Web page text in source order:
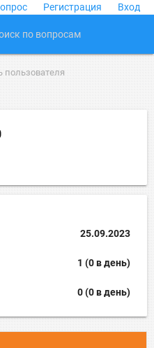
Регистрация Вход
пользователя
25.09.2023
1 (0 в день)
0 (0 в день)